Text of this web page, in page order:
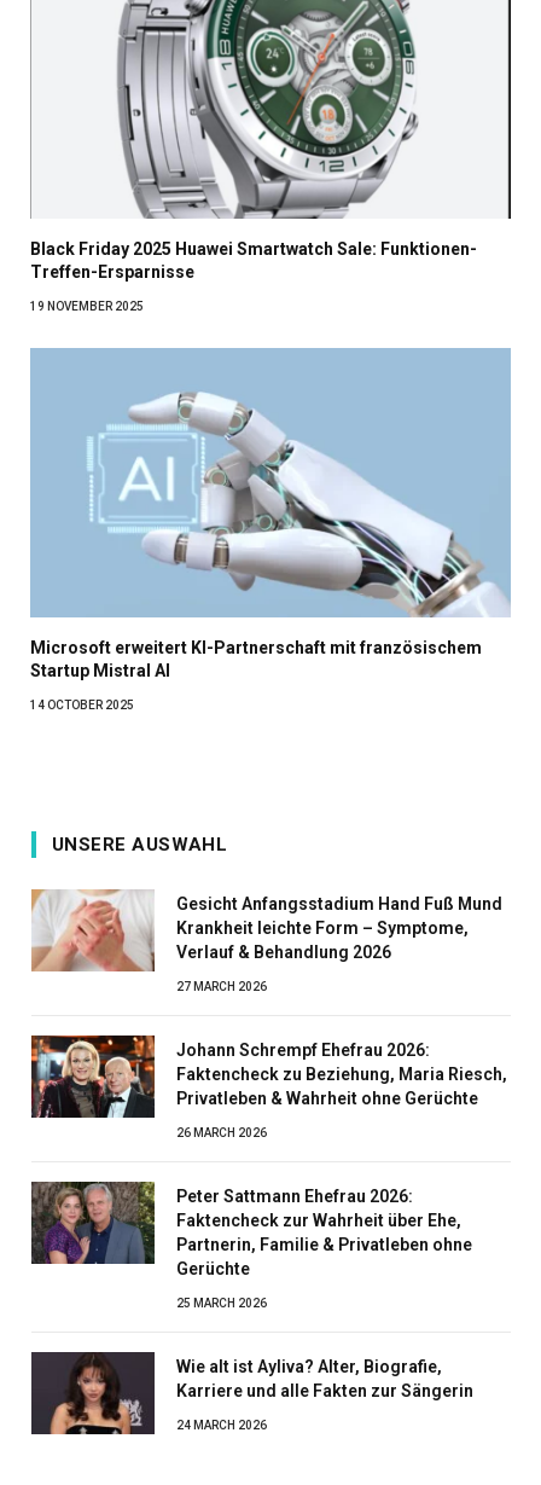
Black Friday 2025 Huawei Smartwatch Sale: Funktionen-
Treffen-Ersparnisse
19 NOVEMBER 2025
Microsoft erweitert KI-Partnerschaft mit französischem
Startup Mistral AI
14 OCTOBER 2025
UNSERE AUSWAHL
Gesicht Anfangsstadium Hand Fuß Mund
Krankheit leichte Form – Symptome,
Verlauf & Behandlung 2026
27 MARCH 2026
Johann Schrempf Ehefrau 2026:
Faktencheck zu Beziehung, Maria Riesch,
Privatleben & Wahrheit ohne Gerüchte
26 MARCH 2026
Peter Sattmann Ehefrau 2026:
Faktencheck zur Wahrheit über Ehe,
Partnerin, Familie & Privatleben ohne
Gerüchte
25 MARCH 2026
Wie alt ist Ayliva? Alter, Biografie,
Karriere und alle Fakten zur Sängerin
24 MARCH 2026